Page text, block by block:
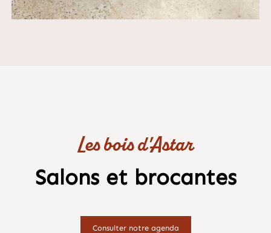
Les bois d'Astar
Salons et brocantes
Consulter notre agenda